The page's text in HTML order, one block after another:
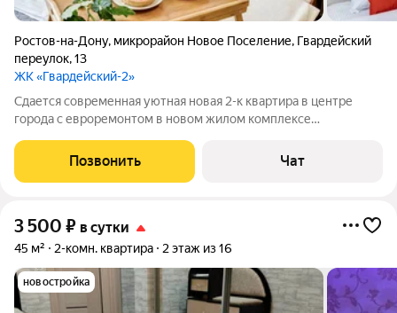
Ростов-на-Дону, микрорайон Новое Поселение, Гвардейский
переулок,13
ЖК «Гвардейский-2»
Сдается современная уютная новая 2-к квартира в центре
города с евроремонтом в новом жилом комплексе
комфортабельного проживания. Спальных мест 5 (большая
двухспальная кровать и двухспальный диван
Позвонить Чат
3 500 ₽ в сутки
45 м² 2-комн. квартира 2 этаж из 16
новостройка